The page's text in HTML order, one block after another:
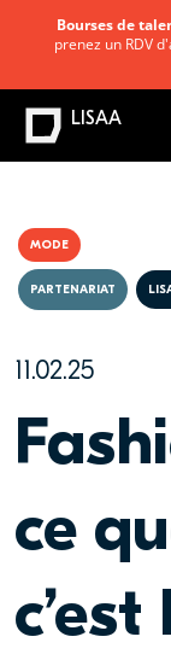
MODE
11.02.25
PARTENARIAT
ce
Bourses de
prenez un RDV
LISAA